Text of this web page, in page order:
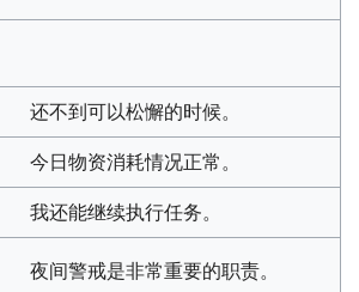
还不到可以松懈的时候。
今日物资消耗情况正常。
我还能继续执行任务。
夜间警戒是非常重要的职责。